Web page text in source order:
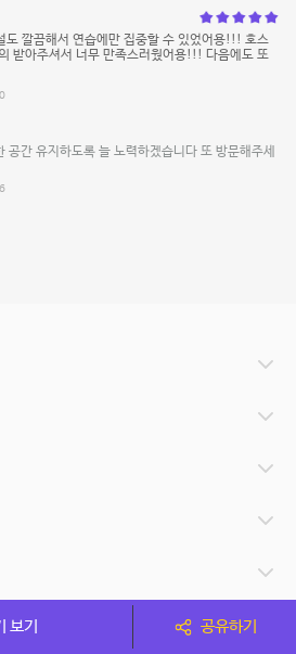
도 깔끔해서 연습에만 집중할 수 있었어용!!! 호스
받아주셔서 너무 만족스러웠어용!!! 다음에도 또
공간 유지하도록 늘 노력하겠습니다 또 방문해주세
보기 공유하기